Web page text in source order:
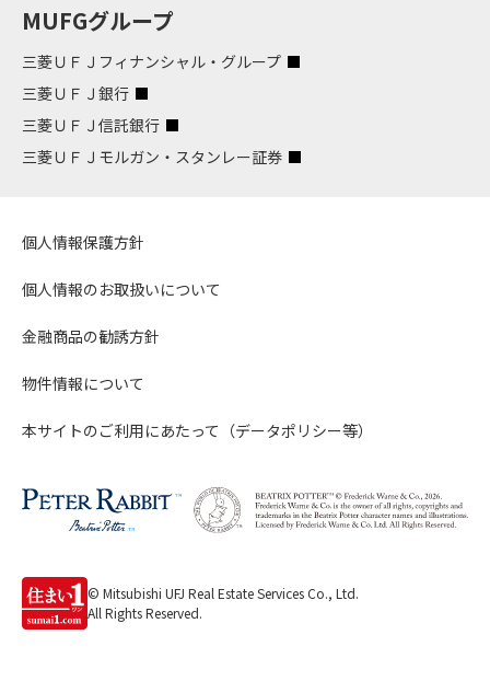
MUFGグループ
三菱ＵＦＪフィナンシャル・グループ
三菱ＵＦＪ銀行
三菱ＵＦＪ信託銀行
三菱ＵＦＪモルガン・スタンレー証券
個人情報保護方針
個人情報のお取扱いについて
金融商品の勧誘方針
物件情報について
本サイトのご利用にあたって（データポリシー等）
© Mitsubishi UFJ Real Estate Services Co., Ltd.
All Rights Reserved.